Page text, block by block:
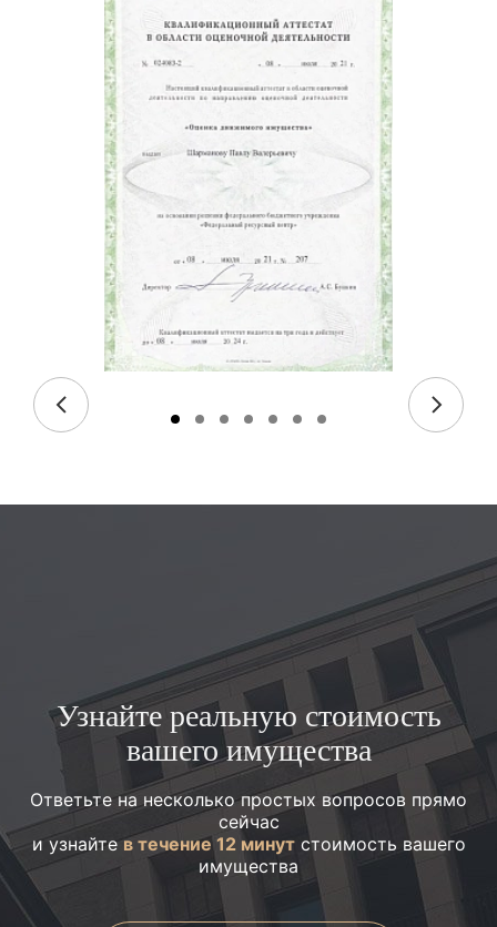
Узнайте реальную стоимость
вашего имущества
Ответьте на несколько простых вопросов прямо
сейчас
и узнайтев течение 12 минутстоимость вашего
имущества